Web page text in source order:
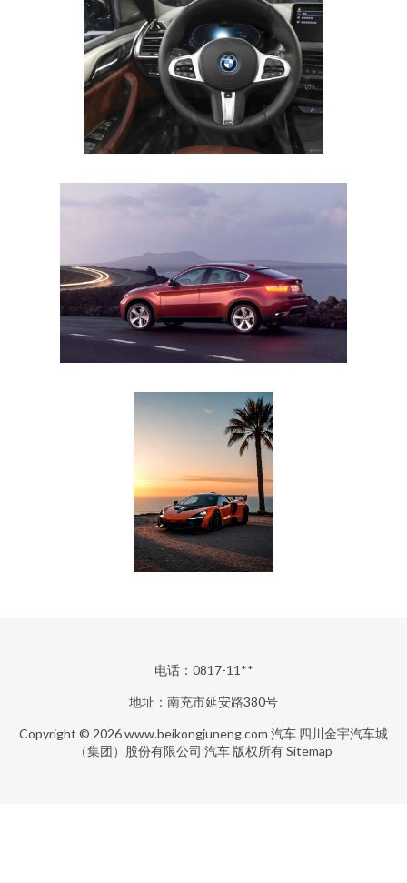
电话：0817-11**
地址：南充市延安路380号
Copyright © 2026www.beikongjuneng.com 汽车 四川金宇汽车城
（集团）股份有限公司 汽车 版权所有Sitemap